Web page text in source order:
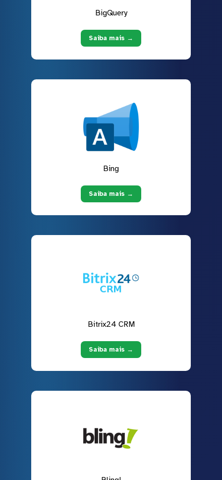
BigQuery
Saiba mais →
Bing
Saiba mais →
Bitrix24 CRM
Saiba mais →